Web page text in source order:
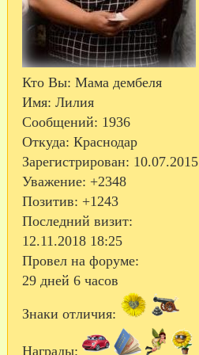
Кто Вы: Мама дембеля
Имя: Лилия
Сообщений: 1936
Откуда: Краснодар
Зарегистрирован: 10.07.2015
Уважение: +2348
Позитив: +1243
Последний визит:
12.11.2018 18:25
Провел на форуме:
29 дней 6 часов
Знаки отличия:
Награды: